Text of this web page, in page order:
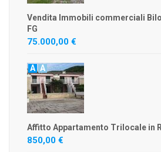
Vendita Immobili commerciali
FG
75.000,00 €
A A
Affitto Appartamento Trilocale in
850,00 €